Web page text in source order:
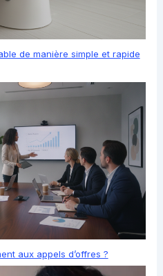
de manière simple et rapide
aux appels d’offres ?